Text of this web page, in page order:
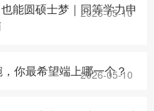
能圆硕士梦｜同等学力申
2026-05-10
你最希望端上哪一个？
2026-05-10